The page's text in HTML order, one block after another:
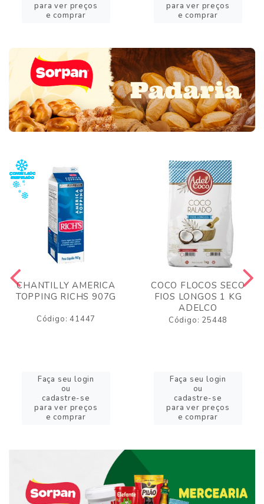
para ver preços
e comprar
para ver preços
e comprar
CHANTILLY AMERICA
TOPPING RICHS 907G
Código: 41447
Faça seu login
ou
cadastre-se
para ver preços
e comprar
COCO FLOCOS SECO
FIOS LONGOS 1 KG
ADELCO
Código: 25448
Faça seu login
ou
cadastre-se
para ver preços
e comprar